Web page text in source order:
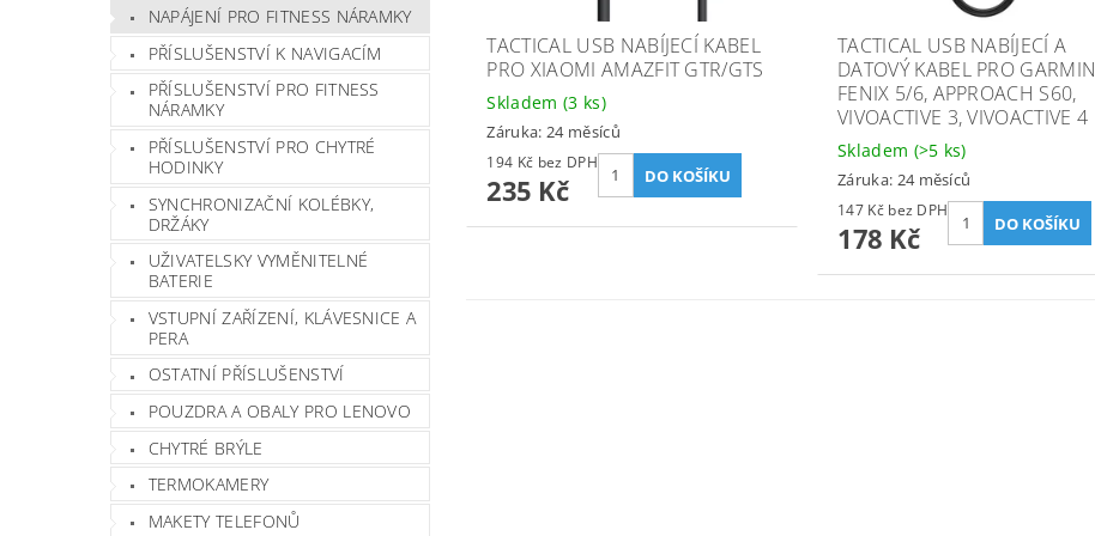
NAPÁJENÍ PRO FITNESS NÁRAMKY
PŘÍSLUŠENSTVÍ K NAVIGACÍM
PŘÍSLUŠENSTVÍ PRO FITNESS
NÁRAMKY
PŘÍSLUŠENSTVÍ PRO CHYTRÉ
HODINKY
SYNCHRONIZAČNÍ KOLÉBKY,
DRŽÁKY
UŽIVATELSKY VYMĚNITELNÉ
BATERIE
VSTUPNÍ ZAŘÍZENÍ, KLÁVESNICE A
PERA
OSTATNÍ PŘÍSLUŠENSTVÍ
POUZDRA A OBALY PRO LENOVO
CHYTRÉ BRÝLE
TERMOKAMERY
MAKETY TELEFONŮ
TACTICAL USB NABÍJECÍ KABEL
PRO XIAOMI AMAZFIT GTR/GTS
Skladem (3 ks)
Záruka: 24 měsíců
194 Kč bez DPH
235 Kč
TACTICAL USB NABÍJECÍ A
DATOVÝ KABEL PRO GARMIN
FENIX 5/6, APPROACH S60,
VIVOACTIVE 3, VIVOACTIVE 4
Skladem (>5 ks)
Záruka: 24 měsíců
147 Kč bez DPH
178 Kč